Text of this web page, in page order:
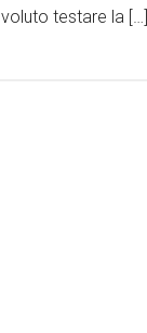
voluto testare la […]